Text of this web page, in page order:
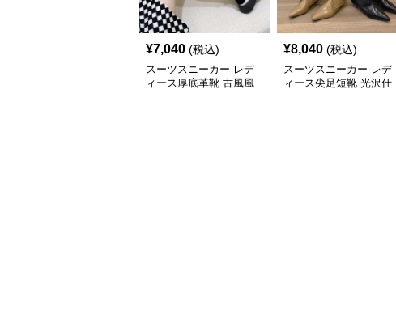
¥7,040 (税込)
スーツスニーカー レデ
ィース厚底革靴 古風風
¥8,040 (税込)
スーツスニーカー レデ
ィース尖足短靴 光沢仕